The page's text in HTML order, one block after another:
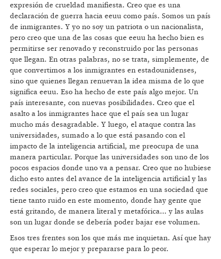
expresión de crueldad manifiesta. Creo que es una
declaración de guerra hacia eeuu como país. Somos un país
de inmigrantes. Y yo no soy un patriota o un nacionalista,
pero creo que una de las cosas que eeuu ha hecho bien es
permitirse ser renovado y reconstruido por las personas
que llegan. En otras palabras, no se trata, simplemente, de
que convertimos a los inmigrantes en estadounidenses,
sino que quienes llegan renuevan la idea misma de lo que
significa eeuu. Eso ha hecho de este país algo mejor. Un
país interesante, con nuevas posibilidades. Creo que el
asalto a los inmigrantes hace que el país sea un lugar
mucho más desagradable. Y luego, el ataque contra las
universidades, sumado a lo que está pasando con el
impacto de la inteligencia artificial, me preocupa de una
manera particular. Porque las universidades son uno de los
pocos espacios donde uno va a pensar. Creo que no hubiese
dicho esto antes del avance de la inteligencia artificial y las
redes sociales, pero creo que estamos en una sociedad que
tiene tanto ruido en este momento, donde hay gente que
está gritando, de manera literal y metafórica… y las aulas
son un lugar donde se debería poder bajar ese volumen.
Esos tres frentes son los que más me inquietan. Así que hay
que esperar lo mejor y prepararse para lo peor.